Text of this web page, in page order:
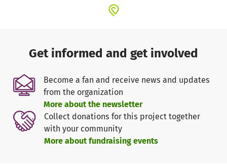
Get informed and get involved
Become a fan and receive news and updates
from the organization
More about the newsletter
Collect donations for this project together
with your community
More about fundraising events